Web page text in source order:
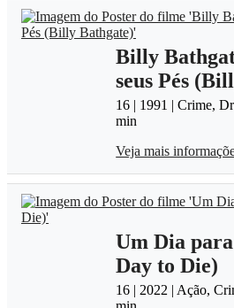
Billy
seus Pés
16 | 1991 | Crime,
min
Veja mais
Um Dia
Day to Die)
16 | 2022 | Ação,